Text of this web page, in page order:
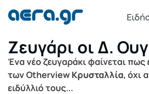
Ζευγάρι οι Δ.
Ένα νέο ζευγαράκι φαίνεται
των Otherview Κρυσταλλία, όχι
ειδύλλιό τους...